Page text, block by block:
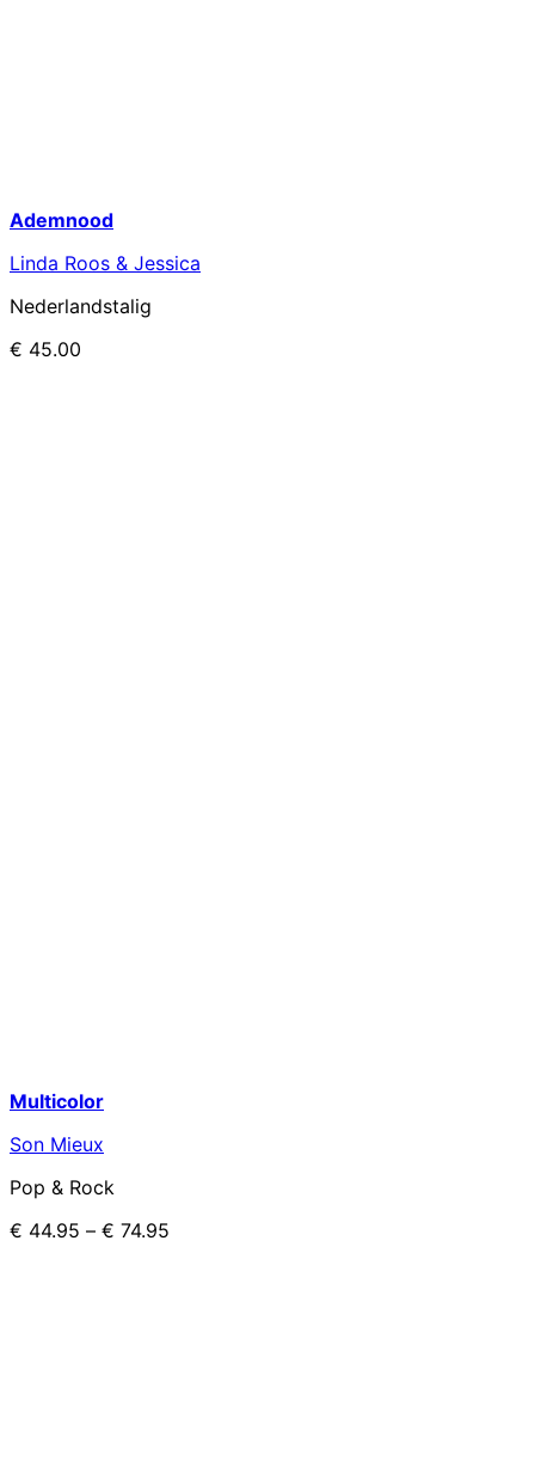
Ademnood
Linda Roos & Jessica
Nederlandstalig
€ 45.00
Multicolor
Son Mieux
Pop & Rock
€ 44.95 – € 74.95